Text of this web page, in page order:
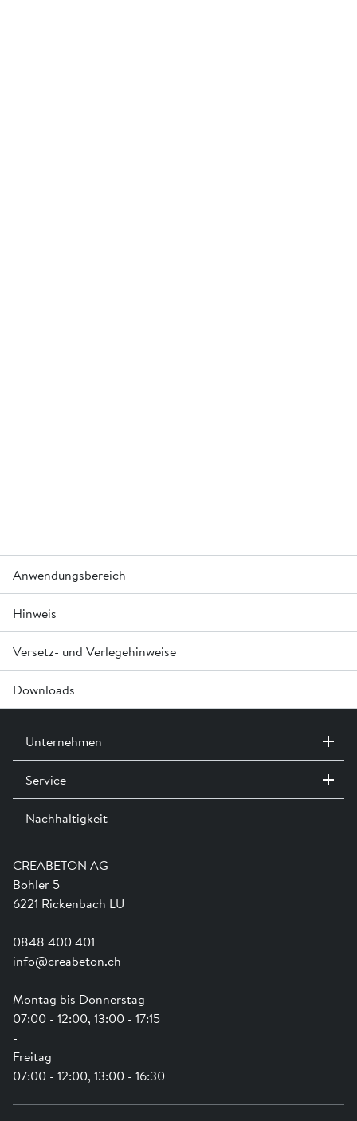
Anwendungsbereich
Anlage zur Stapelung und Förderung von Abwasser in
höherliegende Kanalisationen.
Hinweis
Als Einsatzdeckel empfehlen wir Ihnen Gussdeckel mit
Geruchsverschluss oder Gussdeckel verschraubt zu
Versetz- und Verlegehinweise
Aus Wartungsgründen dürfen die Einstiegsöffnungen
maximal um 30 cm aufgesetzt werden.
Downloads
Planungsgrundlagen Wasserbehandlung friwa®»
Bestellformular C4001 friwa®-pump mit Bohrung inkl. TOK »
CREABETON AG
Bohler 5
6221 Rickenbach LU
0848 400 401
info@creabeton.ch
Montag bis Donnerstag
07:00 - 12:00, 13:00 - 17:15
-
Freitag
07:00 - 12:00, 13:00 - 16:30
Unternehmen
Kontakt / Standorte
Ausstellungen
Team
Ausbildung
Service
Dienstleistungen
Shop Hilfe
Anwendungsunterstützung
Newsletter
Nachhaltigkeit
Engagement
Swissness
Schwammstadt